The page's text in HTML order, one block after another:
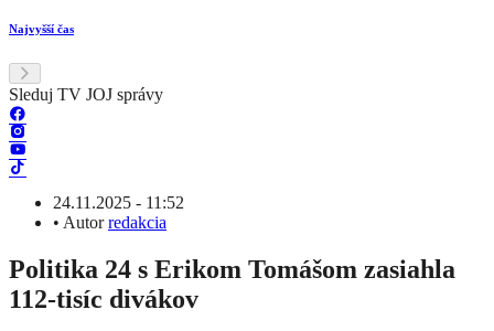
Najvyšší čas
Sleduj TV JOJ správy
24.11.2025 - 11:52
• Autorredakcia
Politika 24 s Erikom Tomášom zasiahla
112-tisíc divákov